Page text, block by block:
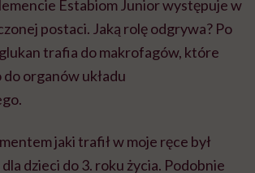
Estabiom Junior występuje w
postaci. Jaką rolę odgrywa? Po
trafia do makrofagów, które
organów układu
jaki trafił w moje ręce był
dla dzieci do 3. roku życia. Podobnie